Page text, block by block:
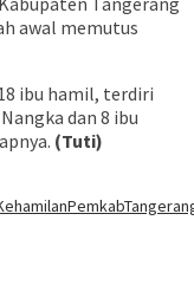
awal memutus
ibu hamil, terdiri
dan 8 ibu
(Tuti)